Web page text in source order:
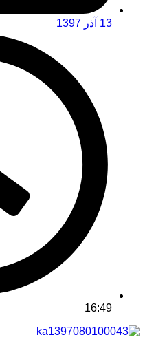
13 آذر 1397
16:49